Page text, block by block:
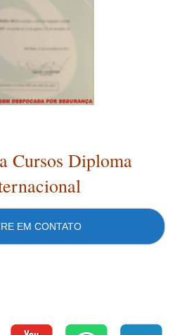
Cursos Diploma
EM CONTATO